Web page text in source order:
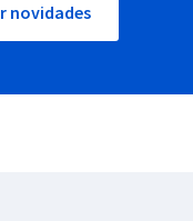
novidades